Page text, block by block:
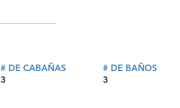
# DE CABAÑAS
3
# DE BAÑOS
3